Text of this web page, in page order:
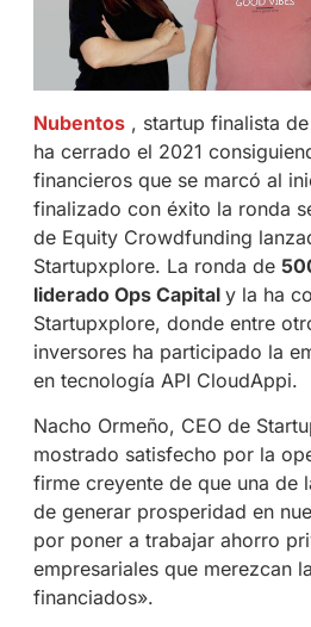
Nubentos, startup finalista de
ha cerrado el 2021
financieros que se marcó al
finalizado con éxito la ronda
de Equity Crowdfunding
Startupxplore. La ronda de
liderado Ops Capital y la ha
Startupxplore, donde entre
inversores ha participado la
en tecnología API CloudAppi.
Nacho Ormeño, CEO de
mostrado satisfecho por la
firme creyente de que una de
de generar prosperidad en
por poner a trabajar ahorro
empresariales que merezcan
financiados».